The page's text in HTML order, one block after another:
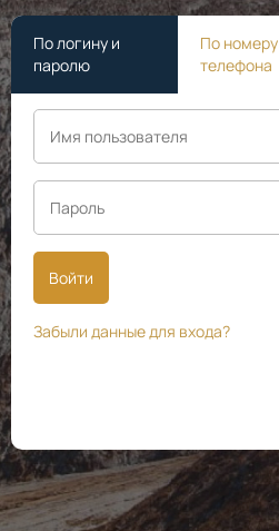
По логину и
паролю
По номеру
телефона
Войти
Забыли данные для входа?